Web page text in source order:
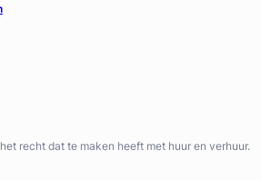
recht dat te maken heeft met huur en verhuur.